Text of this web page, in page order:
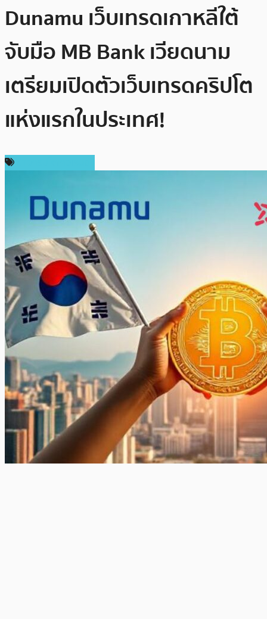
Dunamu เว็บเทรดเกาหลีใต้
จับมือ MB Bank เวียดนาม
เตรียมเปิดตัวเว็บเทรดคริปโต
แห่งแรกในประเทศ!